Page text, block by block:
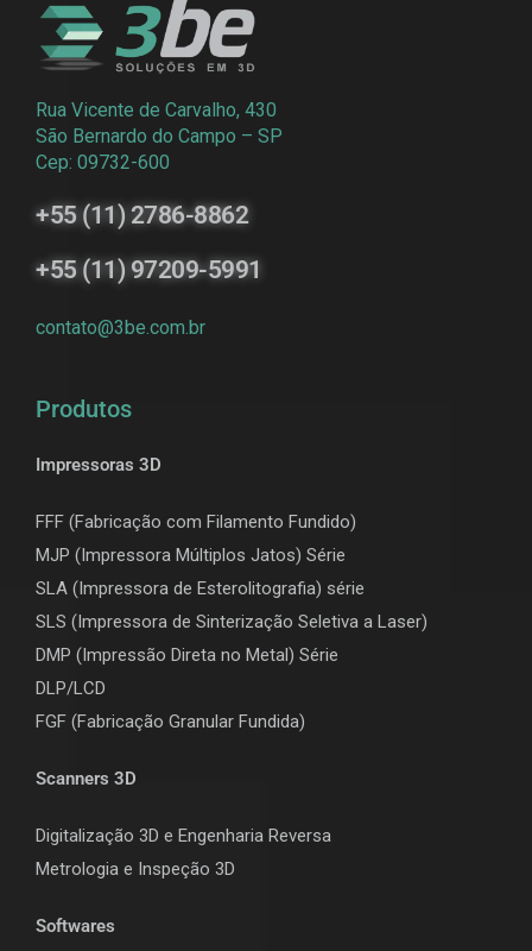
Rua Vicente de Carvalho, 430
São Bernardo do Campo – SP
Cep: 09732-600
+55 (11) 2786-8862
+55 (11) 97209-5991
contato@3be.com.br
Produtos
Impressoras 3D
FFF (Fabricação com Filamento Fundido)
MJP (Impressora Múltiplos Jatos) Série
SLA (Impressora de Esterolitografia) série
SLS (Impressora de Sinterização Seletiva a Laser)
DMP (Impressão Direta no Metal) Série
DLP/LCD
FGF (Fabricação Granular Fundida)
Scanners 3D
Digitalização 3D e Engenharia Reversa
Metrologia e Inspeção 3D
Softwares